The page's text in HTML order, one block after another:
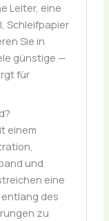
Leiter, eine
Schleifpapier
Sie in
günstige —
für
einem
und
eine
des
zu